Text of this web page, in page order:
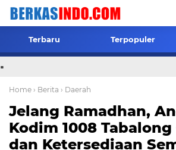
Terbaru Terpopuler
.
Home › Berita › Daerah
Jelang Ramadhan,
Kodim 1008 Tabalong
dan Ketersediaan